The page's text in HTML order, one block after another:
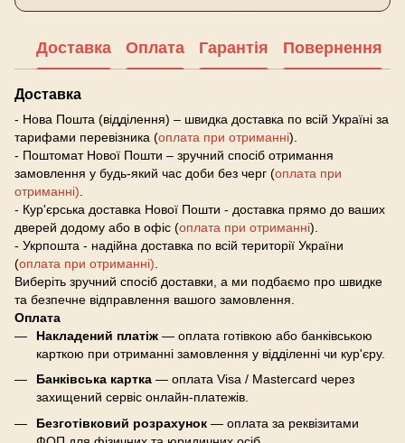
Доставка Оплата Гарантія Повернення
Доставка
- Нова Пошта (відділення) – швидка доставка по всій Україні за
тарифами перевізника (оплата при отриманні).
- Поштомат Нової Пошти – зручний спосіб отримання
замовлення у будь-який час доби без черг (оплата при
отриманні)
- Кур'єрська доставка Нової Пошти - доставка прямо до ваших
дверей додому або в офіс (оплата при отриманні).
- Укрпошта - надійна доставка по всій території України
(оплата при отриманні)
Виберіть зручний спосіб доставки, а ми подбаємо про швидке
та безпечне відправлення вашого замовлення.
Оплата
Накладений платіж — оплата готівкою або банківською
карткою при отриманні замовлення у відділенні чи кур'єру.
Банківська картка — оплата Visa / Mastercard через
захищений сервіс онлайн-платежів.
Безготівковий розрахунок — оплата за реквізитами